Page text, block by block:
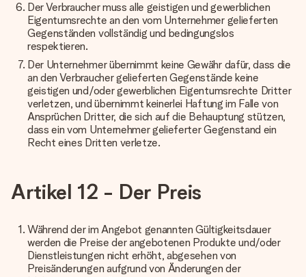
Der Verbraucher muss alle geistigen und gewerblichen
Eigentumsrechte an den vom Unternehmer gelieferten
Gegenständen vollständig und bedingungslos
respektieren.
Der Unternehmer übernimmt keine Gewähr dafür, dass die
an den Verbraucher gelieferten Gegenstände keine
geistigen und/oder gewerblichen Eigentumsrechte Dritter
verletzen, und übernimmt keinerlei Haftung im Falle von
Ansprüchen Dritter, die sich auf die Behauptung stützen,
dass ein vom Unternehmer gelieferter Gegenstand ein
Recht eines Dritten verletze.
Artikel 12 - Der Preis
Während der im Angebot genannten Gültigkeitsdauer
werden die Preise der angebotenen Produkte und/oder
Dienstleistungen nicht erhöht, abgesehen von
Preisänderungen aufgrund von Änderungen der